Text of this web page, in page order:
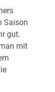
Saison
gut.
mit